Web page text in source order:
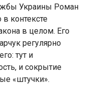
Украины Роман
контексте
в целом. Его
регулярно
тут и
и сокрытие
«штучки».